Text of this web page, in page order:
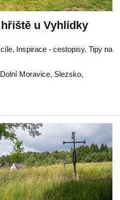
u Vyhlídky
Inspirace - cestopisy, Tipy na
Dolní Moravice, Slezsko,